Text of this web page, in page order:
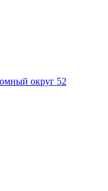
округ 52